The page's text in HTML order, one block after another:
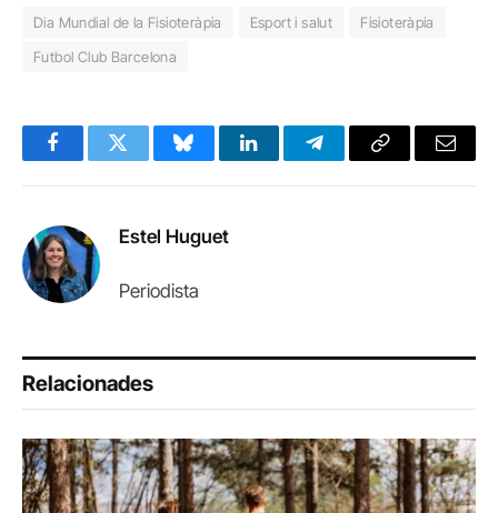
Dia Mundial de la Fisioteràpia Esport i salut
Fisioteràpia
Futbol Club Barcelona
FacebookTwitter BlueskyLinkedInTelegramCopy
Email
Estel Huguet
Periodista
Relacionades